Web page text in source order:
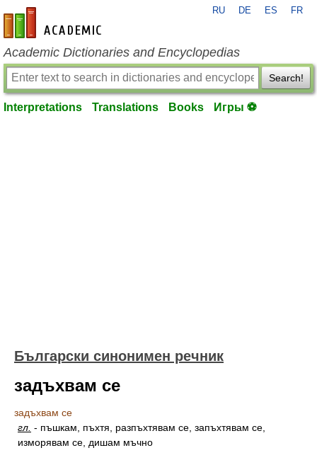
en-academic.com
RU DE ES FR
Academic Dictionaries and Encyclopedias
Search!
Interpretations Translations Books Игры ⚽
Български синонимен речник
задъхвам се
задъхвам се
гл. - пъшкам, пъхтя, разпъхтявам се, запъхтявам се,
изморявам се, дишам мъчно